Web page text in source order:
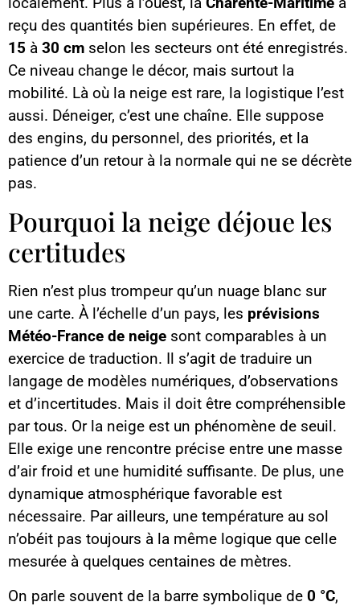
reçu des quantités bien supérieures. En effet, de
15 à 30 cm selon les secteurs ont été enregistrés.
Ce niveau change le décor, mais surtout la
mobilité. Là où la neige est rare, la logistique l’est
aussi. Déneiger, c’est une chaîne. Elle suppose
des engins, du personnel, des priorités, et la
patience d’un retour à la normale qui ne se décrète
pas.
Pourquoi la neige déjoue les
certitudes
Rien n’est plus trompeur qu’un nuage blanc sur
une carte. À l’échelle d’un pays, les prévisions
Météo-France de neige sont comparables à un
exercice de traduction. Il s’agit de traduire un
langage de modèles numériques, d’observations
et d’incertitudes. Mais il doit être compréhensible
par tous. Or la neige est un phénomène de seuil.
Elle exige une rencontre précise entre une masse
d’air froid et une humidité suffisante. De plus, une
dynamique atmosphérique favorable est
nécessaire. Par ailleurs, une température au sol
n’obéit pas toujours à la même logique que celle
mesurée à quelques centaines de mètres.
On parle souvent de la barre symbolique de 0 °C,